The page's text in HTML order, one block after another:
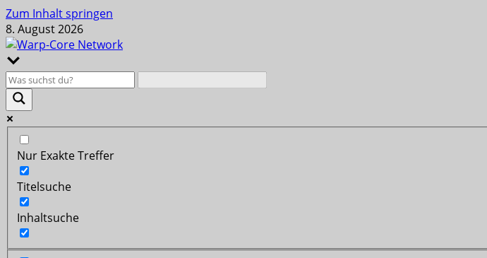
Zum Inhalt springen
8. August 2026
Nur Exakte Treffer
Titelsuche
Inhaltsuche